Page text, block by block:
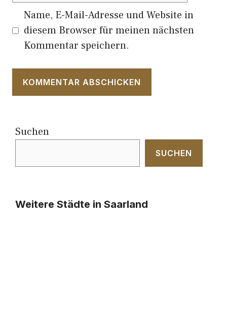
Name, E-Mail-Adresse und Website in
diesem Browser für meinen nächsten
Kommentar speichern.
Suchen
SUCHEN
Weitere Städte in Saarland